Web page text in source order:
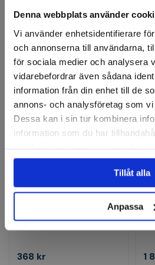
Denna webbplats använder
Vi använder enhetsidentifierare
och annonserna till användarna,
för sociala medier och analysera
vidarebefordrar även sådana
information från din enhet till de
annons- och analysföretag som vi
Dessa kan i sin tur kombinera
information som du har
Tillåt alla
Anpassa
2 591 kr
Finns i lager
Köp
ERDI
Fasonsax vänster 180mm
368 kr 1